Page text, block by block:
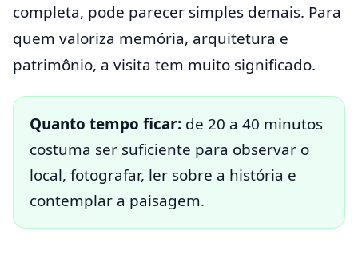
completa, pode parecer simples demais. Para
quem valoriza memória, arquitetura e
patrimônio, a visita tem muito significado.
Quanto tempo ficar: de 20 a 40 minutos
costuma ser suficiente para observar o
local, fotografar, ler sobre a história e
contemplar a paisagem.